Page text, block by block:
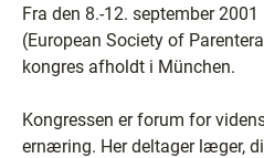
Fra den 8.-12. september 2001
(European Society of
kongres afholdt i München.
Kongressen er forum for
ernæring. Her deltager læger,